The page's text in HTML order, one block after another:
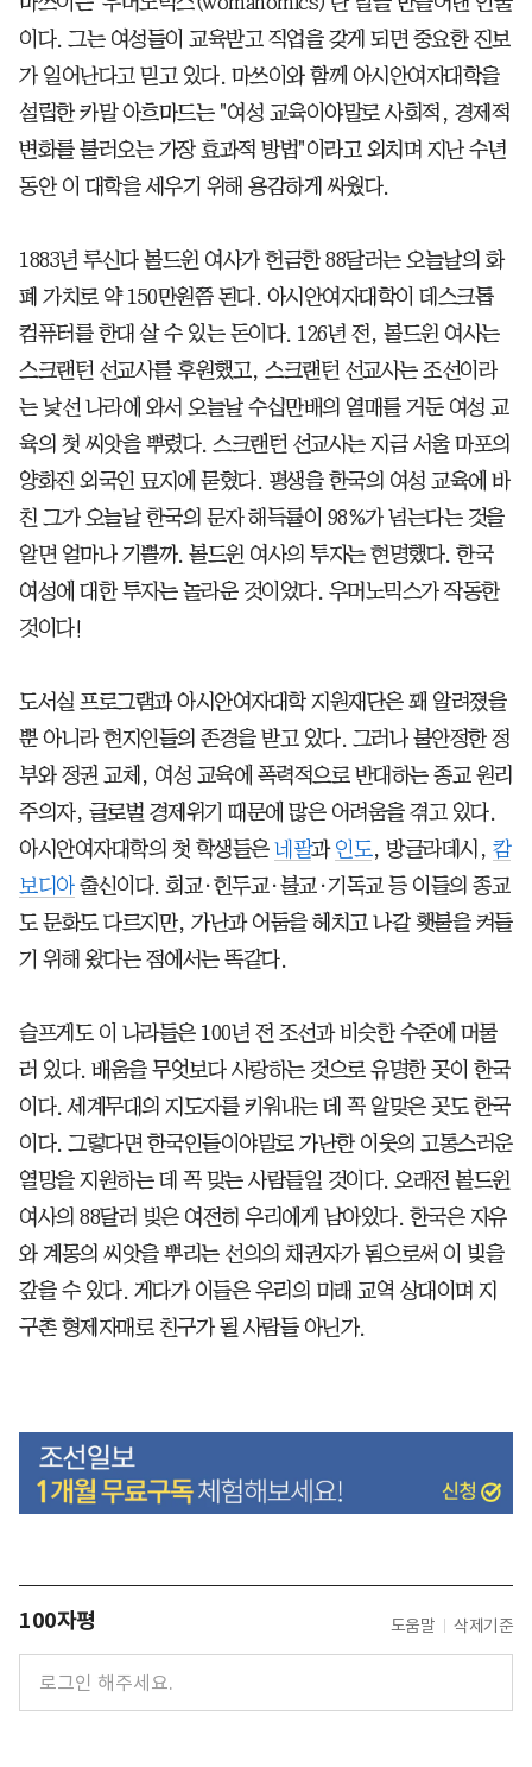
이다. 그는 여성들이 교육받고 직업을 갖게 되면 중요한 진보
가 일어난다고 믿고 있다. 마쓰이와 함께 아시안여자대학을
설립한 카말 아흐마드는 "여성 교육이야말로 사회적, 경제적
변화를 불러오는 가장 효과적 방법"이라고 외치며 지난 수년
동안 이 대학을 세우기 위해 용감하게 싸웠다.
1883년 루신다 볼드윈 여사가 헌금한 88달러는 오늘날의 화
폐 가치로 약 150만원쯤 된다. 아시안여자대학이 데스크톱
컴퓨터를 한대 살 수 있는 돈이다. 126년 전, 볼드윈 여사는
스크랜턴 선교사를 후원했고, 스크랜턴 선교사는 조선이라
는 낯선 나라에 와서 오늘날 수십만배의 열매를 거둔 여성 교
육의 첫 씨앗을 뿌렸다. 스크랜턴 선교사는 지금 서울 마포의
양화진 외국인 묘지에 묻혔다. 평생을 한국의 여성 교육에 바
친 그가 오늘날 한국의 문자 해득률이 98%가 넘는다는 것을
알면 얼마나 기쁠까. 볼드윈 여사의 투자는 현명했다. 한국
여성에 대한 투자는 놀라운 것이었다. 우머노믹스가 작동한
것이다!
도서실 프로그램과 아시안여자대학 지원재단은 꽤 알려졌을
뿐 아니라 현지인들의 존경을 받고 있다. 그러나 불안정한 정
부와 정권 교체, 여성 교육에 폭력적으로 반대하는 종교 원리
주의자, 글로벌 경제위기 때문에 많은 어려움을 겪고 있다.
아시안여자대학의 첫 학생들은 네팔과 인도, 방글라데시, 캄
보디아출신이다. 회교·힌두교·불교·기독교 등 이들의 종교
도 문화도 다르지만, 가난과 어둠을 헤치고 나갈 횃불을 켜들
기 위해 왔다는 점에서는 똑같다.
슬프게도 이 나라들은 100년 전 조선과 비슷한 수준에 머물
러 있다. 배움을 무엇보다 사랑하는 것으로 유명한 곳이 한국
이다. 세계무대의 지도자를 키워내는 데 꼭 알맞은 곳도 한국
이다. 그렇다면 한국인들이야말로 가난한 이웃의 고통스러운
열망을 지원하는 데 꼭 맞는 사람들일 것이다. 오래전 볼드윈
여사의 88달러 빚은 여전히 우리에게 남아있다. 한국은 자유
와 계몽의 씨앗을 뿌리는 선의의 채권자가 됨으로써 이 빚을
갚을 수 있다. 게다가 이들은 우리의 미래 교역 상대이며 지
구촌 형제자매로 친구가 될 사람들 아닌가.
100자평 도움말 삭제기준